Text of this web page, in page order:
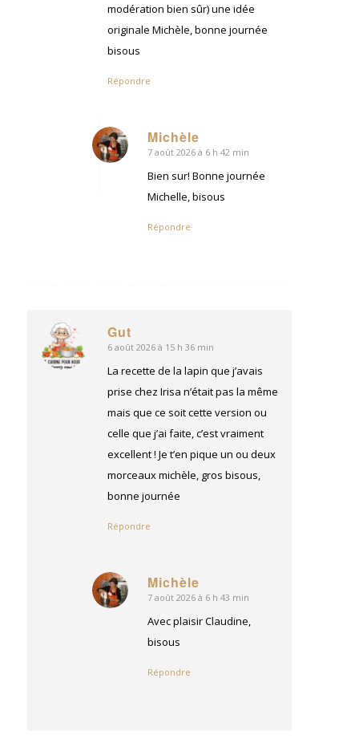
modération bien sûr) une idée
originale Michèle, bonne journée
bisous
Répondre
Michèle
dit
7 août 2026 à 6 h 42 min
Bien sur! Bonne journée
Michelle, bisous
Répondre
Gut
dit
:
6 août 2026 à 15 h 36 min
La recette de la lapin que j’avais
prise chez Irisa n’était pas la même
mais que ce soit cette version ou
celle que j’ai faite, c’est vraiment
excellent ! Je t’en pique un ou deux
morceaux michèle, gros bisous,
bonne journée
Répondre
Michèle
dit
7 août 2026 à 6 h 43 min
Avec plaisir Claudine,
bisous
Répondre